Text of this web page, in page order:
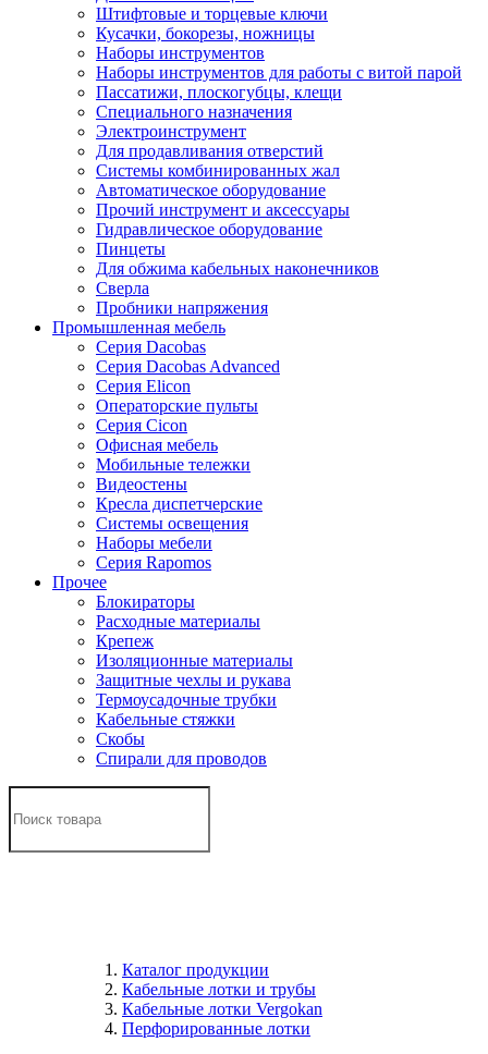
Штифтовые и торцевые ключи
Кусачки, бокорезы, ножницы
Наборы инструментов
Наборы инструментов для работы с витой парой
Пассатижи, плоскогубцы, клещи
Специального назначения
Электроинструмент
Для продавливания отверстий
Системы комбинированных жал
Автоматическое оборудование
Прочий инструмент и аксессуары
Гидравлическое оборудование
Пинцеты
Для обжима кабельных наконечников
Сверла
Пробники напряжения
Промышленная мебель
Серия Dacobas
Серия Dacobas Advanced
Серия Elicon
Операторские пульты
Серия Cicon
Офисная мебель
Мобильные тележки
Видеостены
Кресла диспетчерские
Системы освещения
Наборы мебели
Серия Rapomos
Прочее
Блокираторы
Расходные материалы
Крепеж
Изоляционные материалы
Защитные чехлы и рукава
Термоусадочные трубки
Кабельные стяжки
Скобы
Спирали для проводов
Каталог продукции
Кабельные лотки и трубы
Кабельные лотки Vergokan
Перфорированные лотки